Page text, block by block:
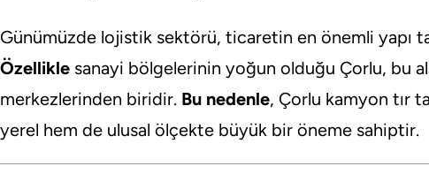
Günümüzde lojistik sektörü, ticaretin en önemli yapı
Özellikle sanayi bölgelerinin yoğun olduğu Çorlu, bu
merkezlerinden biridir. Bu nedenle, Çorlu kamyon tır
yerel hem de ulusal ölçekte büyük bir öneme sahiptir.